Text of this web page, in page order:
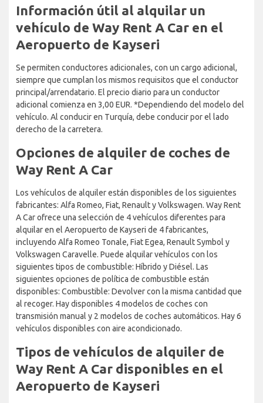
Información útil al alquilar un
vehículo de Way Rent A Car en el
Aeropuerto de Kayseri
Se permiten conductores adicionales, con un cargo adicional,
siempre que cumplan los mismos requisitos que el conductor
principal/arrendatario. El precio diario para un conductor
adicional comienza en 3,00 EUR. *Dependiendo del modelo del
vehículo. Al conducir en Turquía, debe conducir por el lado
derecho de la carretera.
Opciones de alquiler de coches de
Way Rent A Car
Los vehículos de alquiler están disponibles de los siguientes
fabricantes: Alfa Romeo, Fiat, Renault y Volkswagen. Way Rent
A Car ofrece una selección de 4 vehículos diferentes para
alquilar en el Aeropuerto de Kayseri de 4 fabricantes,
incluyendo Alfa Romeo Tonale, Fiat Egea, Renault Symbol y
Volkswagen Caravelle. Puede alquilar vehículos con los
siguientes tipos de combustible: Híbrido y Diésel. Las
siguientes opciones de política de combustible están
disponibles: Combustible: Devolver con la misma cantidad que
al recoger. Hay disponibles 4 modelos de coches con
transmisión manual y 2 modelos de coches automáticos. Hay 6
vehículos disponibles con aire acondicionado.
Tipos de vehículos de alquiler de
Way Rent A Car disponibles en el
Aeropuerto de Kayseri